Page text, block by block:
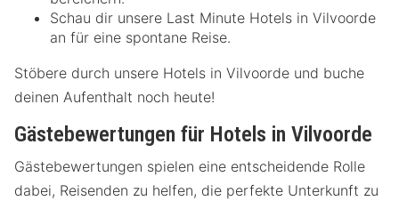
Schau dir unsere Last Minute Hotels in Vilvoorde
an für eine spontane Reise.
Stöbere durch unsere Hotels in Vilvoorde und buche
deinen Aufenthalt noch heute!
Gästebewertungen für Hotels in Vilvoorde
Gästebewertungen spielen eine entscheidende Rolle
dabei, Reisenden zu helfen, die perfekte Unterkunft zu